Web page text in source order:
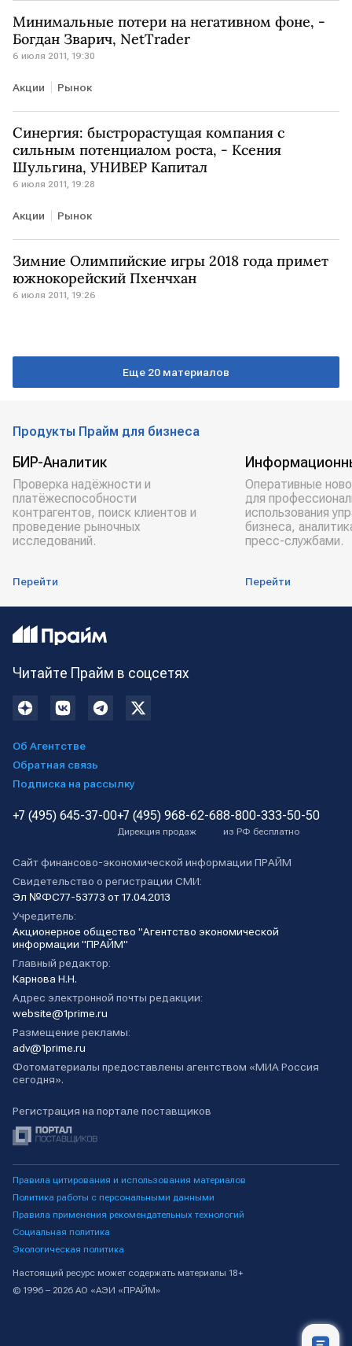
Минимальные потери на негативном фоне, -
Богдан Зварич, NetTrader
6 июля 2011, 19:30
Акции Рынок
Синергия: быстрорастущая компания с
сильным потенциалом роста, - Ксения
Шульгина, УНИВЕР Капитал
6 июля 2011, 19:28
Акции Рынок
Зимние Олимпийские игры 2018 года примет
южнокорейский Пхенчхан
6 июля 2011, 19:26
Еще 20 материалов
Продукты Прайм для бизнеса
БИР-Аналитик
Проверка надёжности и
платёжеспособности
контрагентов, поиск клиентов и
проведение рыночных
исследований.
Перейти
Оперативные
для
использования
бизнеса,
пресс-службами.
Перейти
Читайте Прайм в соцсетях
Об Агентстве
Обратная связь
Подписка на рассылку
+7 (495) 645-37-00+7 (495) 968-62-68
Дирекция продаж
8-800-333-50-50
из РФ бесплатно
Сайт финансово-экономической информации ПРАЙМ
Свидетельство о регистрации СМИ:
Эл №ФС77-53773 от 17.04.2013
Учредитель:
Акционерное общество "Агентство экономической
информации "ПРАЙМ"
Главный редактор:
Карнова Н.Н.
Адрес электронной почты редакции:
website@1prime.ru
Размещение рекламы:
adv@1prime.ru
Фотоматериалы предоставлены агентством «МИА Россия
сегодня».
Регистрация на портале поставщиков
Правила цитирования и использования материалов
Политика работы с персональными данными
Правила применения рекомендательных технологий
Социальная политика
Экологическая политика
Настоящий ресурс может содержать материалы 18+
© 1996 – 2026 АО «АЭИ «ПРАЙМ»